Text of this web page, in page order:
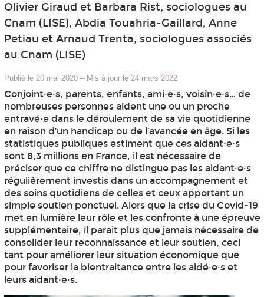
Olivier Giraud et Barbara Rist, sociologues au
Cnam (LISE), Abdia Touahria-Gaillard, Anne
Petiau et Arnaud Trenta, sociologues associés
au Cnam (LISE)
Publié le 20 mai 2020 – Mis à jour le 24 mars 2022
Conjoint·e·s, parents, enfants, ami·e·s, voisin·e·s… de
nombreuses personnes aident une ou un proche
entravé·e dans le déroulement de sa vie quotidienne
en raison d’un handicap ou de l’avancée en âge. Si les
statistiques publiques estiment que ces aidant·e·s
sont 8,3 millions en France, il est nécessaire de
préciser que ce chiffre ne distingue pas les aidant·e·s
régulièrement investis dans un accompagnement et
des soins quotidiens de celles et ceux apportant un
simple soutien ponctuel. Alors que la crise du Covid-19
met en lumière leur rôle et les confronte à une épreuve
supplémentaire, il parait plus que jamais nécessaire de
consolider leur reconnaissance et leur soutien, ceci
tant pour améliorer leur situation économique que
pour favoriser la bientraitance entre les aidé·e·s et
leurs aidant·e·s.